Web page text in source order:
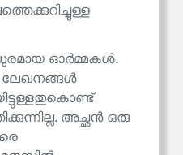
ഓർമ്മകൾ.
ലേഖനങ്ങൾ
അച്ഛൻ ഒരു